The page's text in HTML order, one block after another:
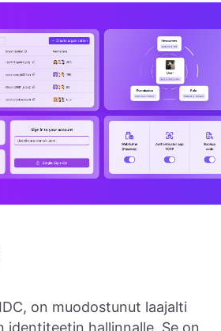
on muodostunut laajalti
hallinnalle. Se on